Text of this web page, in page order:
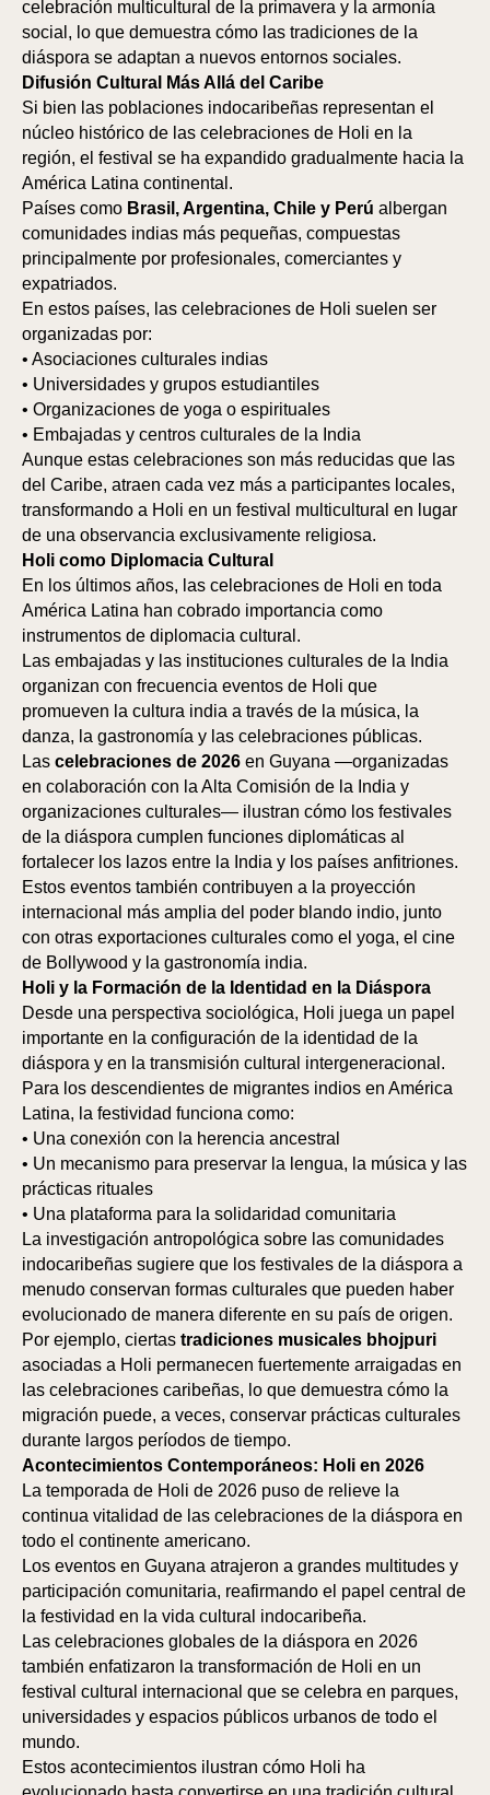
celebración multicultural de la primavera y la armonía
social, lo que demuestra cómo las tradiciones de la
diáspora se adaptan a nuevos entornos sociales.
Difusión Cultural Más Allá del Caribe
Si bien las poblaciones indocaribeñas representan el
núcleo histórico de las celebraciones de Holi en la
región, el festival se ha expandido gradualmente hacia la
América Latina continental.
Países como Brasil, Argentina, Chile y Perú albergan
comunidades indias más pequeñas, compuestas
principalmente por profesionales, comerciantes y
expatriados.
En estos países, las celebraciones de Holi suelen ser
organizadas por:
• Asociaciones culturales indias
• Universidades y grupos estudiantiles
• Organizaciones de yoga o espirituales
• Embajadas y centros culturales de la India
Aunque estas celebraciones son más reducidas que las
del Caribe, atraen cada vez más a participantes locales,
transformando a Holi en un festival multicultural en lugar
de una observancia exclusivamente religiosa.
Holi como Diplomacia Cultural
En los últimos años, las celebraciones de Holi en toda
América Latina han cobrado importancia como
instrumentos de diplomacia cultural.
Las embajadas y las instituciones culturales de la India
organizan con frecuencia eventos de Holi que
promueven la cultura india a través de la música, la
danza, la gastronomía y las celebraciones públicas.
Las celebraciones de 2026 en Guyana —organizadas
en colaboración con la Alta Comisión de la India y
organizaciones culturales— ilustran cómo los festivales
de la diáspora cumplen funciones diplomáticas al
fortalecer los lazos entre la India y los países anfitriones.
Estos eventos también contribuyen a la proyección
internacional más amplia del poder blando indio, junto
con otras exportaciones culturales como el yoga, el cine
de Bollywood y la gastronomía india.
Holi y la Formación de la Identidad en la Diáspora
Desde una perspectiva sociológica, Holi juega un papel
importante en la configuración de la identidad de la
diáspora y en la transmisión cultural intergeneracional.
Para los descendientes de migrantes indios en América
Latina, la festividad funciona como:
• Una conexión con la herencia ancestral
• Un mecanismo para preservar la lengua, la música y las
prácticas rituales
• Una plataforma para la solidaridad comunitaria
La investigación antropológica sobre las comunidades
indocaribeñas sugiere que los festivales de la diáspora a
menudo conservan formas culturales que pueden haber
evolucionado de manera diferente en su país de origen.
Por ejemplo, ciertas tradiciones musicales bhojpuri
asociadas a Holi permanecen fuertemente arraigadas en
las celebraciones caribeñas, lo que demuestra cómo la
migración puede, a veces, conservar prácticas culturales
durante largos períodos de tiempo.
Acontecimientos Contemporáneos: Holi en 2026
La temporada de Holi de 2026 puso de relieve la
continua vitalidad de las celebraciones de la diáspora en
todo el continente americano.
Los eventos en Guyana atrajeron a grandes multitudes y
participación comunitaria, reafirmando el papel central de
la festividad en la vida cultural indocaribeña.
Las celebraciones globales de la diáspora en 2026
también enfatizaron la transformación de Holi en un
festival cultural internacional que se celebra en parques,
universidades y espacios públicos urbanos de todo el
mundo.
Estos acontecimientos ilustran cómo Holi ha